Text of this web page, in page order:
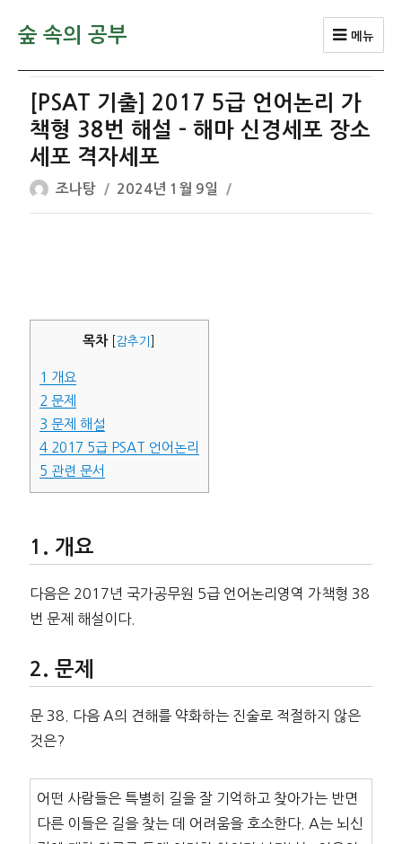
숲 속의 공부 메뉴
[PSAT 기출] 2017 5급 언어논리 가
책형 38번 해설 – 해마 신경세포 장소
세포 격자세포
글
쓴
조나탕
작
성
2024년 1월 9일
목차 감추기
1 개요
2 문제
3 문제 해설
42017 5급 PSAT 언어논리
5 관련 문서
개요
다음은 2017년 국가공무원 5급 언어논리영역 가책형 38
번 문제 해설이다.
문제
문 38. 다음 A의 견해를 약화하는 진술로 적절하지 않은
것은?
어떤 사람들은 특별히 길을 잘 기억하고 찾아가는 반면
다른 이들은 길을 찾는 데 어려움을 호소한다. A는 뇌신